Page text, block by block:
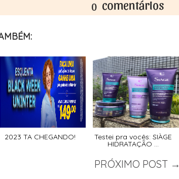
0
2023 TA CHEGANDO! Testei pra vocês: SIÀGE
HIDRATAÇÃO ...
PRÓXIMO POST →